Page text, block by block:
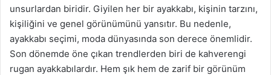
unsurlardan biridir. Giyilen her bir ayakkabı, kişinin tarzını,
kişiliğini ve genel görünümünü yansıtır. Bu nedenle,
ayakkabı seçimi, moda dünyasında son derece önemlidir.
Son dönemde öne çıkan trendlerden biri de kahverengi
rugan ayakkabılardır. Hem şık hem de zarif bir görünüm